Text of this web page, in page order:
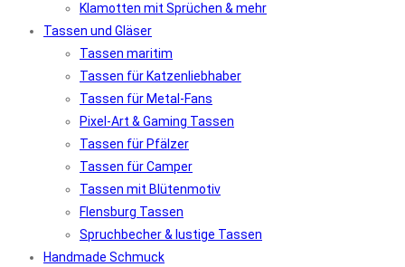
Klamotten mit Sprüchen & mehr
Tassen und Gläser
Tassen maritim
Tassen für Katzenliebhaber
Tassen für Metal-Fans
Pixel-Art & Gaming Tassen
Tassen für Pfälzer
Tassen für Camper
Tassen mit Blütenmotiv
Flensburg Tassen
Spruchbecher & lustige Tassen
Handmade Schmuck